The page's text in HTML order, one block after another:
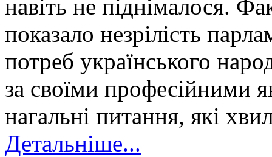
навіть не піднімалося.
показало незрілість
потреб українського
за своїми професійними
нагальні питання, які
Детальніше...